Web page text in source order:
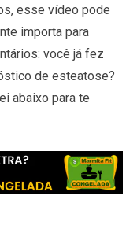
esse vídeo pode
importa para
você já fez
de esteatose?
abaixo para te